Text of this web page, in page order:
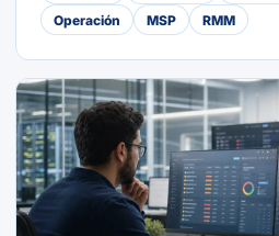
Operación
MSP RMM